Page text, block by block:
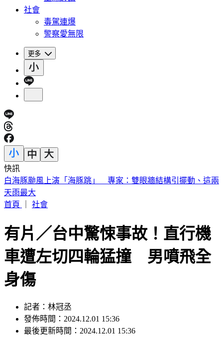
社會
毒駕連爆
警察愛無限
更多
快訊
《半澤直樹》男星及川光博驚喜宣布再婚！妻子懷孕升格當爸
首頁｜ 社會
有片／台中驚悚事故！直行機
車遭左切四輪猛撞 男噴飛全
身傷
發佈時間：2024.12.01 15:36
最後更新時間：2024.12.01 15:36